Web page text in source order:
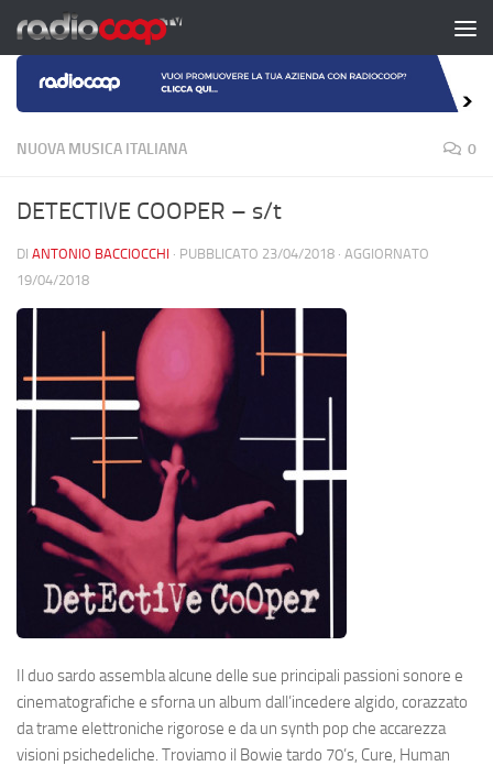
Salta al contenuto
NUOVA MUSICA ITALIANA 0
DETECTIVE COOPER – s/t
DI ANTONIO BACCIOCCHI · PUBBLICATO 23/04/2018 · AGGIORNATO
19/04/2018
Il duo sardo assembla alcune delle sue principali passioni sonore e
cinematografiche e sforna un album dall’incedere algido, corazzato
da trame elettroniche rigorose e da un synth pop che accarezza
visioni psichedeliche. Troviamo il Bowie tardo 70’s, Cure, Human